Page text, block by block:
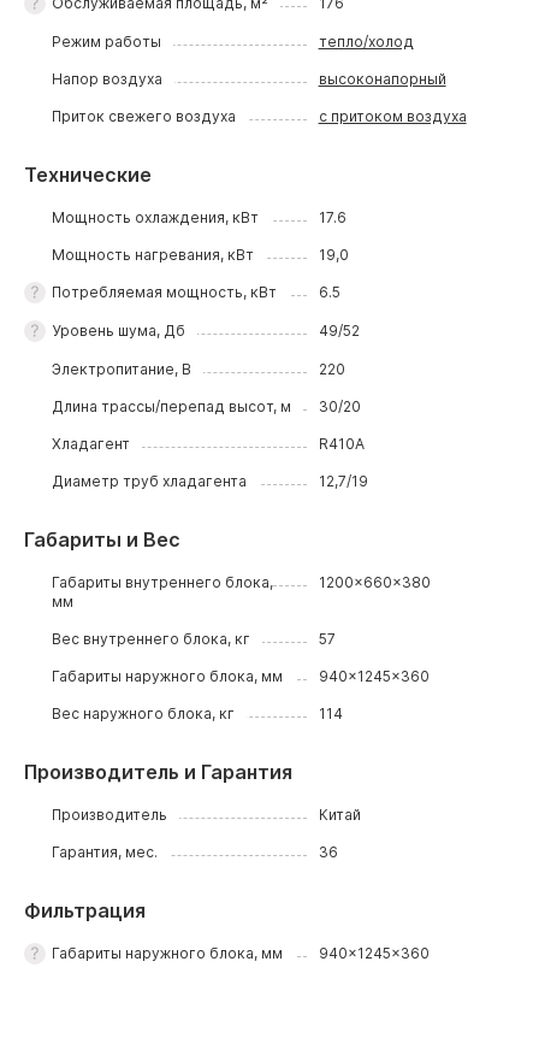
Режим работы тепло/холод
Напор воздуха высоконапорный
Приток свежего воздуха с притоком воздуха
Технические
Мощность охлаждения, кВт 17.6
Мощность нагревания, кВт 19,0
Потребляемая мощность, кВт 6.5
Уровень шума, Дб 49/52
Электропитание, В 220
Длина трассы/перепад высот, м 30/20
Хладагент R410A
Диаметр труб хладагента 12,7/19
Габариты и Вес
Габариты внутреннего блока,
мм
1200x660x380
Вес внутреннего блока, кг 57
Габариты наружного блока, мм 940x1245x360
Вес наружного блока, кг 114
Производитель и Гарантия
Производитель Китай
Гарантия, мес. 36
Фильтрация
Габариты наружного блока, мм 940x1245x360